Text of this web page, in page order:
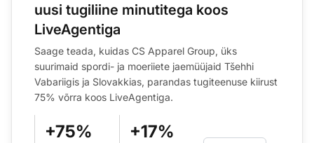
uusi tugiliine minutitega koos
LiveAgentiga
Saage teada, kuidas CS Apparel Group, üks
suurimaid spordi- ja moeriiete jaemüüjaid Tšehhi
Vabariigis ja Slovakkias, parandas tugiteenuse kiirust
75% võrra koos LiveAgentiga.
+75% +17%